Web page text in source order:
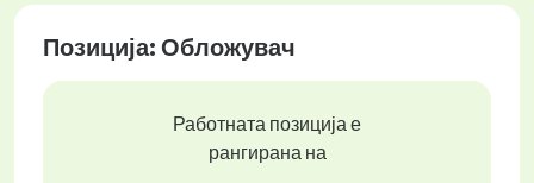
Позиција: Обложувач
Работната позиција е
рангирана на